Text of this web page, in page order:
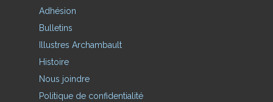
Adhésion
Bulletins
Illustres Archambault
Histoire
Nous joindre
Politique de confidentialité